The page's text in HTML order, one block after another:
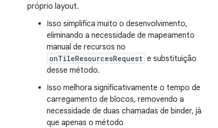
próprio layout.
Isso simplifica muito o desenvolvimento,
eliminando a necessidade de mapeamento
manual de recursos no
onTileResourcesRequest e substituição
desse método.
Isso melhora significativamente o tempo de
carregamento de blocos, removendo a
necessidade de duas chamadas de binder, já
que apenas o método